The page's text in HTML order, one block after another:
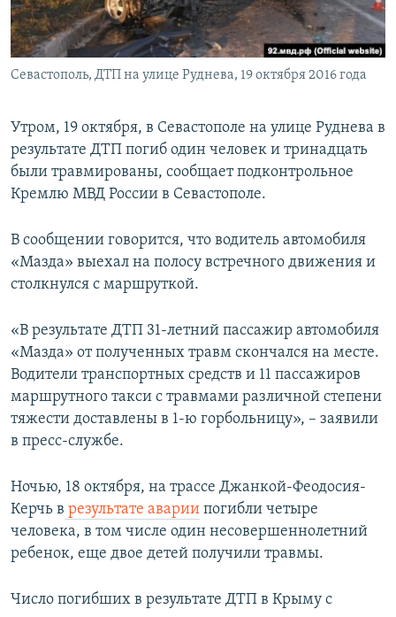
ПОБЕДИТЕЛЕЙ НЕ СУДЯТ?
КРЫМ.НЕПОКОРЕННЫЙ
ELIFBE
ПРИСОЕДИНЯЙТЕСЬ!
Все сайты RFE/RL
Севастополь, ДТП на улице Руднева, 19 октября 2016 года
Утром, 19 октября, в Севастополе на улице Руднева в
результате ДТП погиб один человек и тринадцать
были травмированы, сообщает подконтрольное
Кремлю МВД России в Севастополе.
В сообщении говорится, что водитель автомобиля
«Мазда» выехал на полосу встречного движения и
столкнулся с маршруткой.
«В результате ДТП 31-летний пассажир автомобиля
«Мазда» от полученных травм скончался на месте.
Водители транспортных средств и 11 пассажиров
маршрутного такси с травмами различной степени
тяжести доставлены в 1-ю горбольницу», – заявили
в пресс-службе.
Ночью, 18 октября, на трассе Джанкой-Феодосия-
Керчь в результате аварии погибли четыре
человека, в том числе один несовершеннолетний
ребенок, еще двое детей получили травмы.
Число погибших в результате ДТП в Крыму с